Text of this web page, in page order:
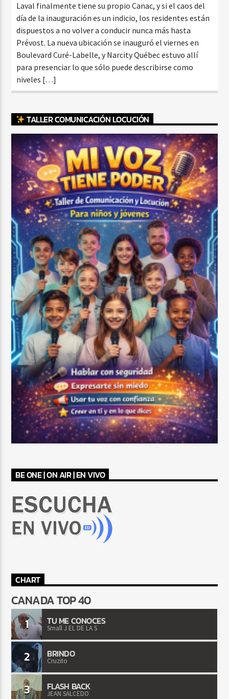
Laval finalmente tiene su propio Canac, y si el caos del
día de la inauguración es un indicio, los residentes están
dispuestos a no volver a conducir nunca más hasta
Prévost. La nueva ubicación se inauguró el viernes en
Boulevard Curé-Labelle, y Narcity Québec estuvo allí
para presenciar lo que sólo puede describirse como
niveles […]
TALLER COMUNICACIÓN LOCUCIÓN
BE ONE | ON AIR | EN VIVO
CHART
CANADA TOP 40
1 TU ME CONOCES
Small J EL DE LA S
2 BRINDO
Cruzito
3 FLASH BACK
JEAN SALCEDO